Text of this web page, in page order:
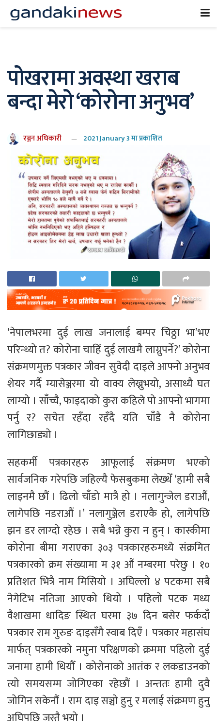
पोखरामा अवस्था खराब
बन्दा मेरो ‘कोरोना अनुभव’
रञ्जन अधिकारी 2021 January 3 मा प्रकाशित
‘नेपालभरमा दुई लाख जनालाई बम्पर चिठ्ठा भा’भए
परिन्थ्यो त? कोरोना चाहिँ दुई लाखमै लाग्नुपर्ने?’ कोरोना
संक्रमणमुक्त पत्रकार जीवन सुवेदी दाइले आफ्नो अनुभव
शेयर गर्दै म्यासेञ्जरमा यो वाक्य लेख्नुभयो, असाध्यै घत
लाग्यो । साँच्चै, फाइदाको कुरा कहिले पो आफ्नो भागमा
पर्नु र? सचेत रहँदा रहँदै यति चाँडै नै कोरोना
लागिछाड्यो ।
सहकर्मी पत्रकारहरु आफूलाई संक्रमण भएको
सार्वजनिक गरेपछि जहिल्यै फेसबुकमा लेख्थेँ ‘हामी सबै
लाइनमै छौं । ढिलो चाँडो मात्रै हो । नलागुन्जेल डराऔं,
लागेपछि नडराऔं ।’ नलागुञ्जेल डराएकै हो, लागेपछि
झन डर लाग्दो रहेछ । सबै भन्ने कुरा न हुन् । कास्कीमा
कोरोना बीमा गराएका ३०३ पत्रकारहरुमध्ये संक्रमित
पत्रकारको क्रम संख्यामा म ३१ औं नम्बरमा परेछु । १०
प्रतिशत भित्रै नाम मिसियो । अघिल्लो ४ पटकमा सबै
नेगेटिभ नतिजा आएको थियो । पहिलो पटक मध्य
वैशाखमा धादिङ स्थित घरमा ३७ दिन बसेर फर्कदाँ
पत्रकार राम गुरुङ दाइसँगै स्वाब दिएँ । पत्रकार महासंघ
मार्फत् पत्रकारको नमुना परिक्षणको क्रममा पहिलो दुई
जनामा हामी थियौँ । कोरोनाको आतंक र लकडाउनको
त्यो समयसम्म जोगिएका रहेछौं । अन्ततः हामी दुवै
जोगिन सकेनौं । राम दाइ सञ्चो हुनु र मलाई संक्रमण हुनु
अघिपछि जस्तै भयो ।